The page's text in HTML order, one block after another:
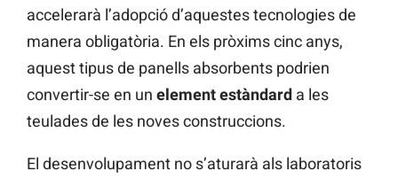
accelerarà l’adopció d’aquestes tecnologies de
manera obligatòria. En els pròxims cinc anys,
aquest tipus de panells absorbents podrien
convertir-se en un element estàndard a les
teulades de les noves construccions.
El desenvolupament no s’aturarà als laboratoris